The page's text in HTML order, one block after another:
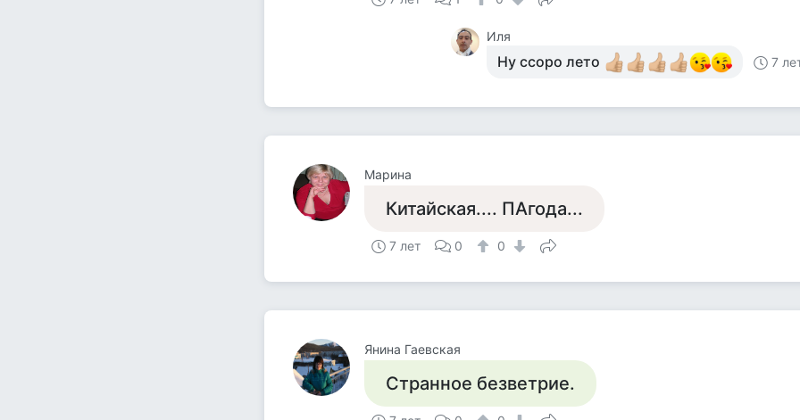
Иля
Ну ссоро лето 7
Марина
Китайская.... ПАгода...
7 лет 0 0
Янина Гаевская
Странное безветрие.